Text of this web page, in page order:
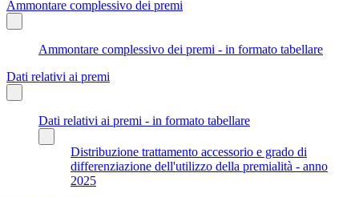
Ammontare complessivo dei premi
Ammontare complessivo dei premi - in formato tabellare
Dati relativi ai premi
Dati relativi ai premi - in formato tabellare
Distribuzione trattamento accessorio e grado di
differenziazione dell'utilizzo della premialità - anno
2025